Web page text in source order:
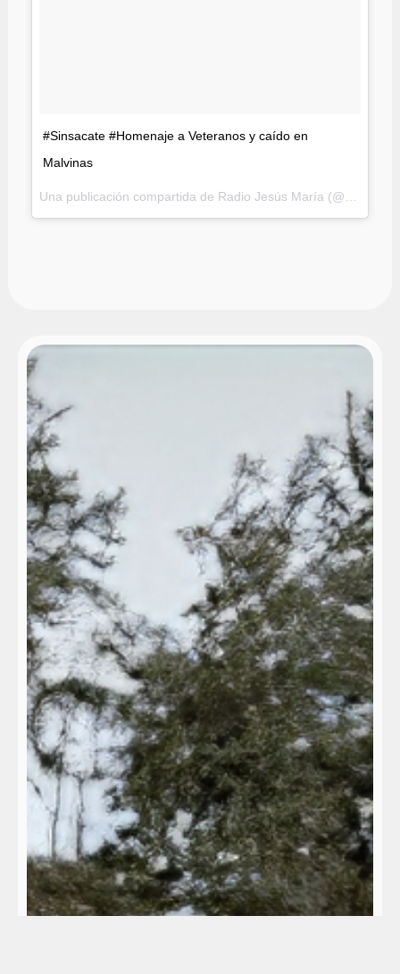
#Sinsacate #Homenaje a Veteranos y caído en
Malvinas
Una publicación compartida de Radio Jesús María(@radiojesusmaria) el